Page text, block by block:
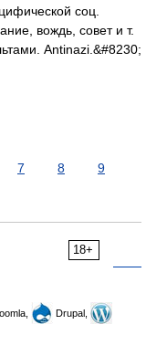
соц.
вождь, совет и т.
Antinazi.&#8230;
7 8
9
18+
Drupal,